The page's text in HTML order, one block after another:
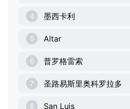
4 墨西卡利
5 Altar
6 普罗格雷索
7 圣路易斯里奥科罗拉多
8 San Luis